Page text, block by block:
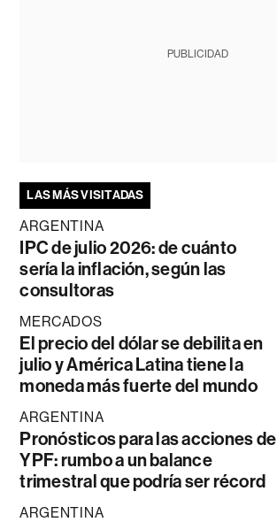
PUBLICIDAD
LAS MÁS VISITADAS
ARGENTINA
IPC de julio 2026: de cuánto
sería la inflación, según las
consultoras
MERCADOS
El precio del dólar se debilita en
julio y América Latina tiene la
moneda más fuerte del mundo
ARGENTINA
Pronósticos para las acciones de
YPF: rumbo a un balance
trimestral que podría ser récord
ARGENTINA